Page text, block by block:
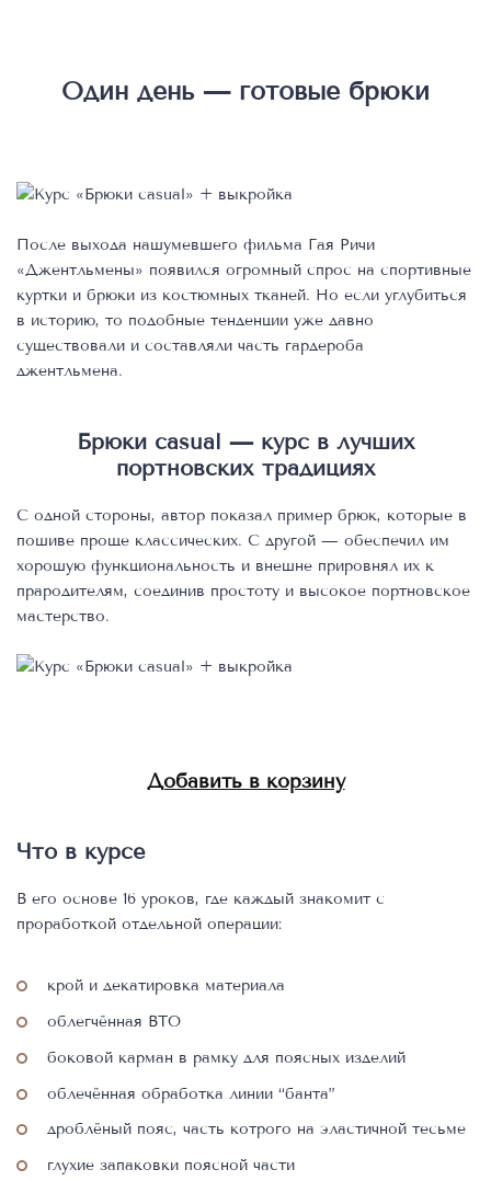
Один день — готовые брюки
После выхода нашумевшего фильма Гая Ричи
«Джентльмены» появился огромный спрос на спортивные
куртки и брюки из костюмных тканей. Но если углубиться
в историю, то подобные тенденции уже давно
существовали и составляли часть гардероба
джентльмена.
Брюки casual — курс в лучших
портновских традициях
С одной стороны, автор показал пример брюк, которые в
пошиве проще классических. С другой — обеспечил им
хорошую функциональность и внешне прировнял их к
прародителям, соединив простоту и высокое портновское
мастерство.
Добавить в корзину
Что в курсе
В его основе 16 уроков, где каждый знакомит с
проработкой отдельной операции:
крой и декатировка материала
облегчённая ВТО
боковой карман в рамку для поясных изделий
облечённая обработка линии “банта”
дроблёный пояс, часть котрого на эластичной тесьме
глухие запаковки поясной части